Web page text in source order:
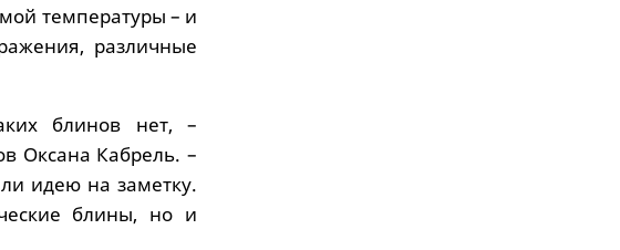
температуры – и
различные
блинов нет, –
Оксана Кабрель. –
идею на заметку.
блины, но и